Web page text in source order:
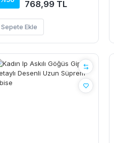
768,99 TL
Sepete Ekle